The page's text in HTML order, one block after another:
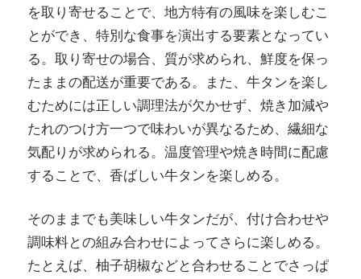
を取り寄せることで、地方特有の風味を楽しむこ
とができ、特別な食事を演出する要素となってい
る。取り寄せの場合、質が求められ、鮮度を保っ
たままの配送が重要である。また、牛タンを楽し
むためには正しい調理法が欠かせず、焼き加減や
たれのつけ方一つで味わいが異なるため、繊細な
気配りが求められる。温度管理や焼き時間に配慮
することで、香ばしい牛タンを楽しめる。
そのままでも美味しい牛タンだが、付け合わせや
調味料との組み合わせによってさらに楽しめる。
たとえば、柚子胡椒などと合わせることでさっぱ